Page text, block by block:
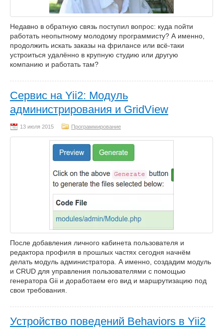
Недавно в обратную связь поступил вопрос: куда пойти
работать неопытному молодому программисту? А именно,
продолжить искать заказы на фрилансе или всё-таки
устроиться удалённо в крупную студию или другую
компанию и работать там?
Сервис на Yii2: Модуль
администрирования и GridView
Программирование
После добавления личного кабинета пользователя и
редактора профиля в прошлых частях сегодня начнём
делать модуль администратора. А именно, создадим модуль
и CRUD для управления пользователями с помощью
генератора Gii и доработаем его вид и маршрутизацию под
свои требования.
Устройство поведений Behaviors в Yii2